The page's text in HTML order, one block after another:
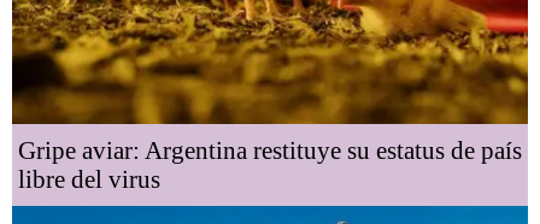
Gripe aviar: Argentina restituye su estatus de país
libre del virus